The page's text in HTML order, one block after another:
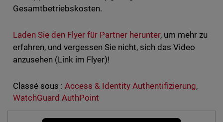
Gesamtbetriebskosten.
Laden Sie den Flyer für Partner herunter, um mehr zu
erfahren, und vergessen Sie nicht, sich das Video
anzusehen (Link im Flyer)!
Classé sous : Access & Identity Authentifizierung,
WatchGuard AuthPoint